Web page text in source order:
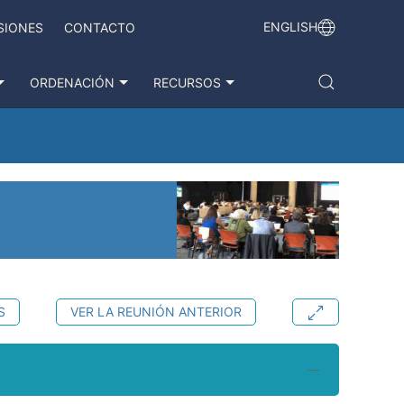
CONTACTO ENGLISH
ORDENACIÓN RECURSOS
VER LA REUNIÓN ANTERIOR